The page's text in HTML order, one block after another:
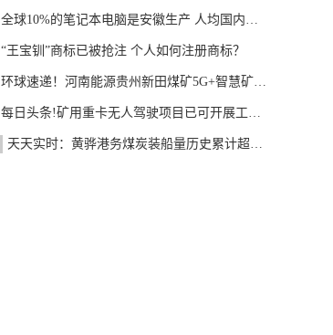
全球10%的笔记本电脑是安徽生产 人均国内生产总值
“王宝钏”商标已被抢注 个人如何注册商标？
环球速递！河南能源贵州新田煤矿5G+智慧矿山项目获
每日头条!矿用重卡无人驾驶项目已可开展工业性试生
天天实时：黄骅港务煤炭装船量历史累计超25亿吨